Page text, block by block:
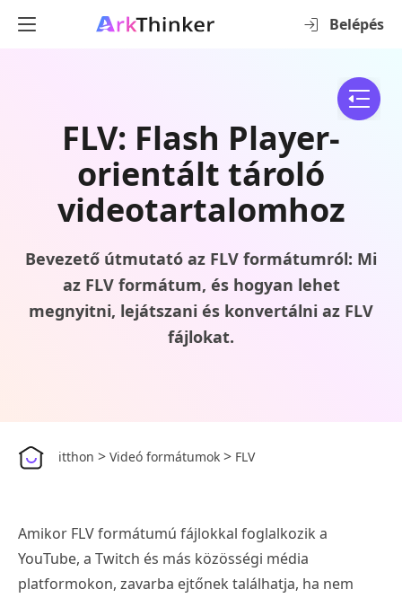
Belépés
FLV: Flash Player-
orientált tároló
videotartalomhoz
Bevezető útmutató az FLV formátumról: Mi
az FLV formátum, és hogyan lehet
megnyitni, lejátszani és konvertálni az FLV
fájlokat.
itthon > Videó formátumok > FLV
Amikor FLV formátumú fájlokkal foglalkozik a
YouTube, a Twitch és más közösségi média
platformokon, zavarba ejtőnek találhatja, ha nem